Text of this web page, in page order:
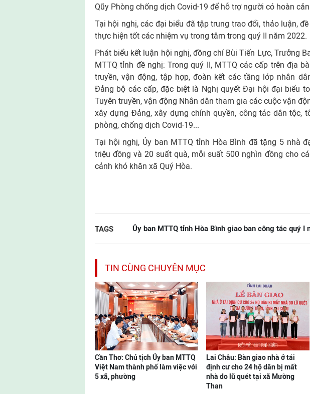
Qũy Phòng chống dịch Covid-19 để hỗ trợ người có hoàn
Tại hội nghị, các đại biểu đã tập trung trao đổi, thảo luận,
thực hiện tốt các nhiệm vụ trong tâm trong quý II năm 2022.
Phát biểu kết luận hội nghị, đồng chí Bùi Tiến Lực, Trưởng
MTTQ tỉnh đề nghị: Trong quý II, MTTQ các cấp trên địa
truyền, vận động, tập hợp, đoàn kết các tầng lớp nhân
Đảng bộ các cấp, đặc biệt là Nghị quyết Đại hội đại biểu
Tuyên truyền, vận động Nhân dân tham gia các cuộc vận
xây dựng Đảng, xây dựng chính quyền, công tác dân tộc,
phòng, chống dịch Covid-19...
Tại hội nghị, Ủy ban MTTQ tỉnh Hòa Bình đã tặng 5 nhà
triệu đồng và 20 suất quà, mỗi suất 500 nghìn đồng cho
cảnh khó khăn xã Quý Hòa.
TAGS Ủy ban MTTQ tỉnh Hòa Bình giao ban công tác quý I
TIN CÙNG CHUYÊN MỤC
Cần Thơ: Chủ tịch Ủy ban MTTQ
Việt Nam thành phố làm việc với
5 xã, phường
Lai Châu: Bàn giao nhà ở tái
định cư cho 24 hộ dân bị mất
nhà do lũ quét tại xã Mường
Than